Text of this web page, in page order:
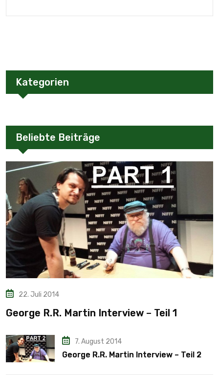
Kategorien
Beliebte Beiträge
22. Juli 2014
George R.R. Martin Interview – Teil 1
7. August 2014
George R.R. Martin Interview – Teil 2